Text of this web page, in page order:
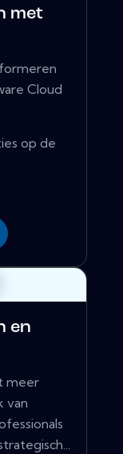
met
Cloud
op de
en
meer
van